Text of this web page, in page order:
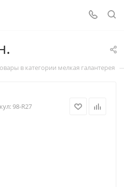
в категории мелкая галантерея
98-R27